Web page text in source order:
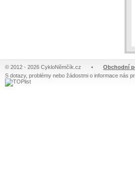
© 2012 - 2026 CykloNěmčík.cz • Obchodní
S dotazy, problémy nebo žádostmi o informace nás